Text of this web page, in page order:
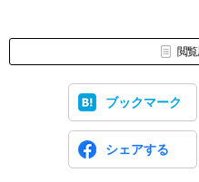
閲
ブックマーク
シェアする